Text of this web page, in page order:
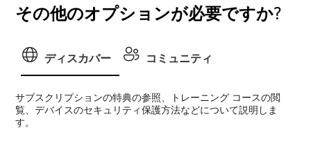
その他のオプションが必要ですか?
ディスカバー コミュニティ
サブスクリプションの特典の参照、トレーニング コースの閲
覧、デバイスのセキュリティ保護方法などについて説明しま
す。